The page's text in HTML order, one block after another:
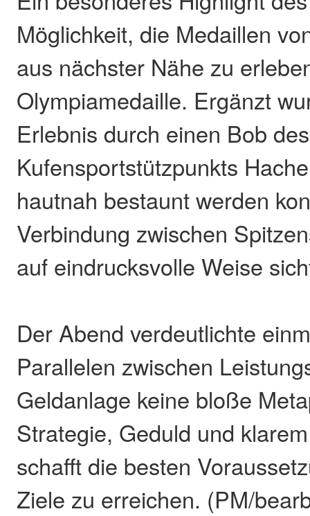
Möglichkeit, die Medaillen
aus nächster Nähe zu
Olympiamedaille. Ergänzt
Erlebnis durch einen Bob des
Kufensportstützpunkts
hautnah bestaunt werden
Verbindung zwischen
auf eindrucksvolle Weise
Der Abend verdeutlichte
Parallelen zwischen
Geldanlage keine bloße
Strategie, Geduld und
schafft die besten
Ziele zu erreichen. (PM/